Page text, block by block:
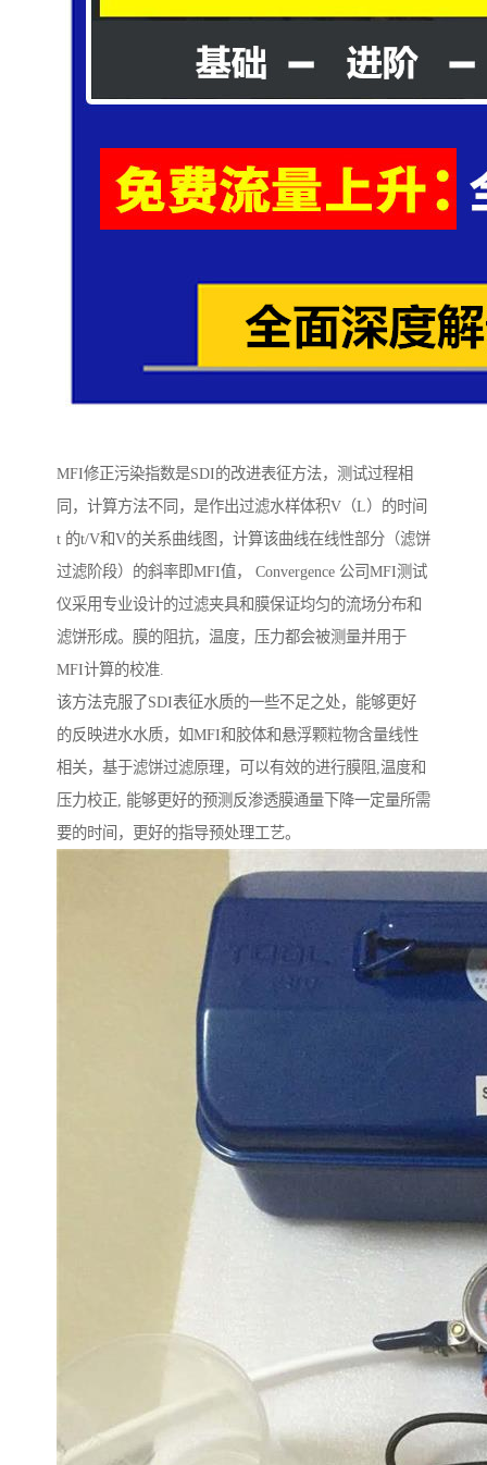
MFI修正污染指数是SDI的改进表征方法，测试过程相
同，计算方法不同，是作出过滤水样体积V（L）的时间
t 的t/V和V的关系曲线图，计算该曲线在线性部分（滤饼
过滤阶段）的斜率即MFI值， Convergence 公司MFI测试
仪采用专业设计的过滤夹具和膜保证均匀的流场分布和
滤饼形成。膜的阻抗，温度，压力都会被测量并用于
MFI计算的校准.
该方法克服了SDI表征水质的一些不足之处，能够更好
的反映进水水质，如MFI和胶体和悬浮颗粒物含量线性
相关，基于滤饼过滤原理，可以有效的进行膜阻,温度和
压力校正, 能够更好的预测反渗透膜通量下降一定量所需
要的时间，更好的指导预处理工艺。